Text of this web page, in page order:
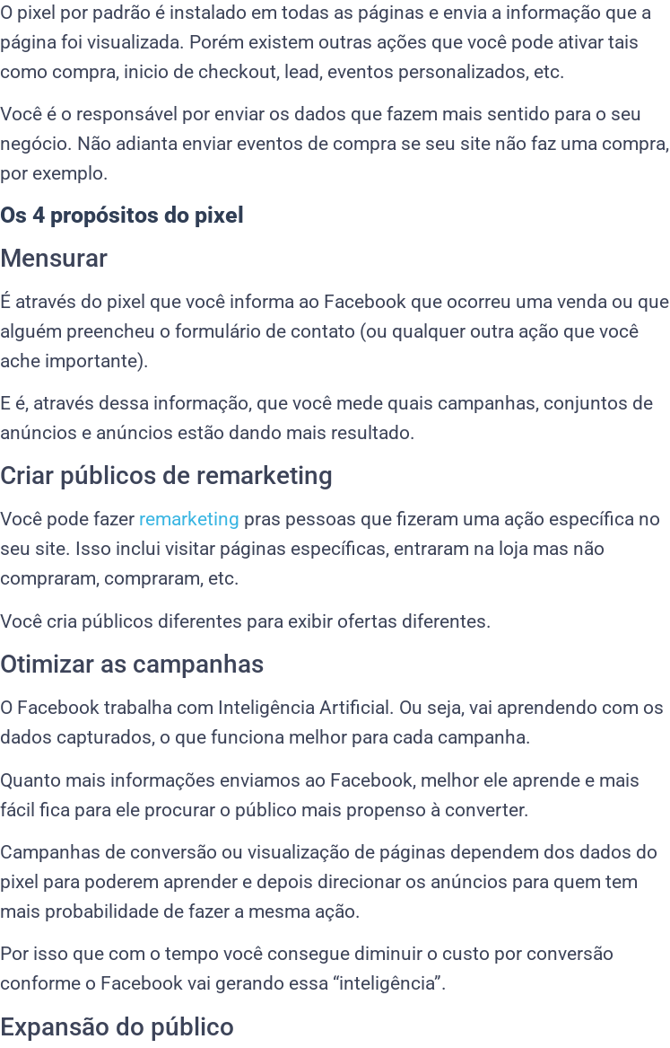
O pixel por padrão é instalado em todas as páginas e envia a informação que a
página foi visualizada. Porém existem outras ações que você pode ativar tais
como compra, inicio de checkout, lead, eventos personalizados, etc.
Você é o responsável por enviar os dados que fazem mais sentido para o seu
negócio. Não adianta enviar eventos de compra se seu site não faz uma compra,
por exemplo.
Os 4 propósitos do pixel
Mensurar
É através do pixel que você informa ao Facebook que ocorreu uma venda ou que
alguém preencheu o formulário de contato (ou qualquer outra ação que você
ache importante).
E é, através dessa informação, que você mede quais campanhas, conjuntos de
anúncios e anúncios estão dando mais resultado.
Criar públicos de remarketing
Você pode fazer remarketing pras pessoas que fizeram uma ação específica no
seu site. Isso inclui visitar páginas específicas, entraram na loja mas não
compraram, compraram, etc.
Você cria públicos diferentes para exibir ofertas diferentes.
Otimizar as campanhas
O Facebook trabalha com Inteligência Artificial. Ou seja, vai aprendendo com os
dados capturados, o que funciona melhor para cada campanha.
Quanto mais informações enviamos ao Facebook, melhor ele aprende e mais
fácil fica para ele procurar o público mais propenso à converter.
Campanhas de conversão ou visualização de páginas dependem dos dados do
pixel para poderem aprender e depois direcionar os anúncios para quem tem
mais probabilidade de fazer a mesma ação.
Por isso que com o tempo você consegue diminuir o custo por conversão
conforme o Facebook vai gerando essa “inteligência”.
Expansão do público